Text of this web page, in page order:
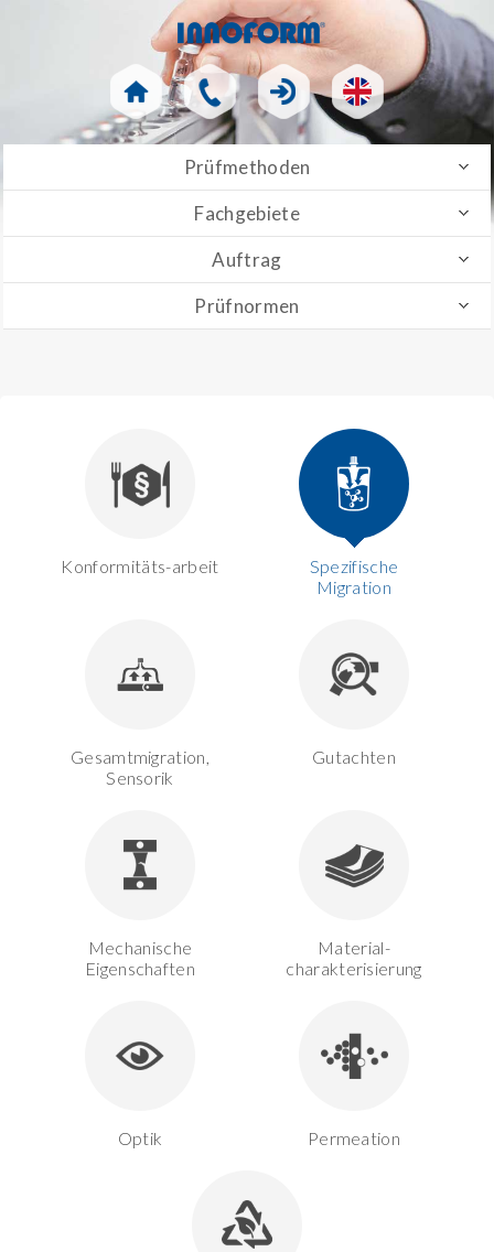
Prüfmethoden
Fachgebiete
Auftrag
Prüfnormen
Konformitäts-arbeit
Spezifische
Migration
Gesamtmigration,
Sensorik
Gutachten
Mechanische
Eigenschaften
Material-
charakterisierung
Optik Permeation